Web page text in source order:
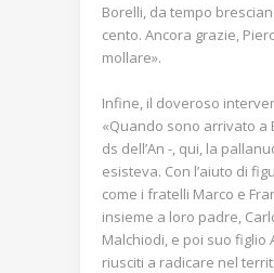
Borelli, da tempo
cento. Ancora grazie,
mollare».
Infine, il doveroso
«Quando sono arrivato a
ds dell’An -, qui, la
esisteva. Con l’aiuto di
come i fratelli Marco e
insieme a loro padre,
Malchiodi, e poi suo figlio
riusciti a radicare nel